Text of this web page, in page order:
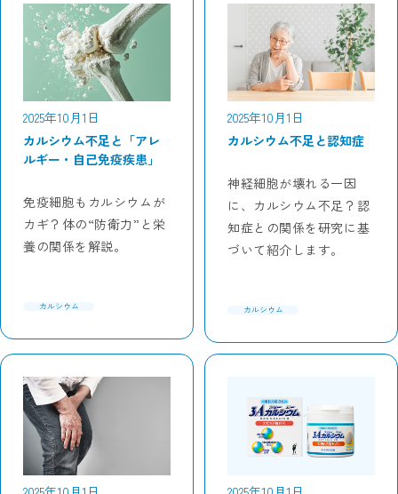
2025年10月1日
カルシウム不足と「アレ
ルギー・自己免疫疾患」
免疫細胞もカルシウムが
カギ？体の“防衛力”と栄
養の関係を解説。
カルシウム
2025年10月1日
カルシウム不足と認知症
神経細胞が壊れる一因
に、カルシウム不足？認
知症との関係を研究に基
づいて紹介します。
カルシウム